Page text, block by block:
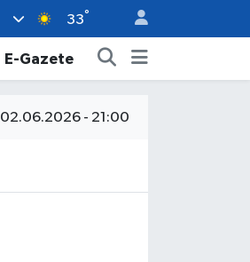
33°
E-Gazete
02.06.2026 - 21:00